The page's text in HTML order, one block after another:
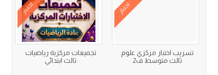
اختبار
تسريب اختبار مركزي علوم
ثالث متوسط ف2
اختبار
تجميعات مركزية رياضيات
ثالث ابتدائي